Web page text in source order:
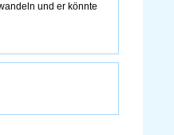
und er könnte